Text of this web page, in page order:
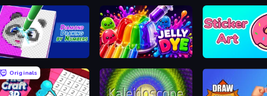
Diamond Drawing by Numbers Jelly Dye
Originals